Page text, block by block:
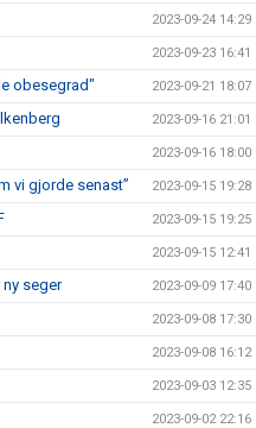
2023-09-24 14:29
2023-09-23 16:41
obesegrad" 2023-09-21 18:07
2023-09-16 21:01
2023-09-16 18:00
vi gjorde senast” 2023-09-15 19:28
2023-09-15 19:25
2023-09-15 12:41
seger 2023-09-09 17:40
2023-09-08 17:30
2023-09-08 16:12
2023-09-03 12:35
2023-09-02 22:16